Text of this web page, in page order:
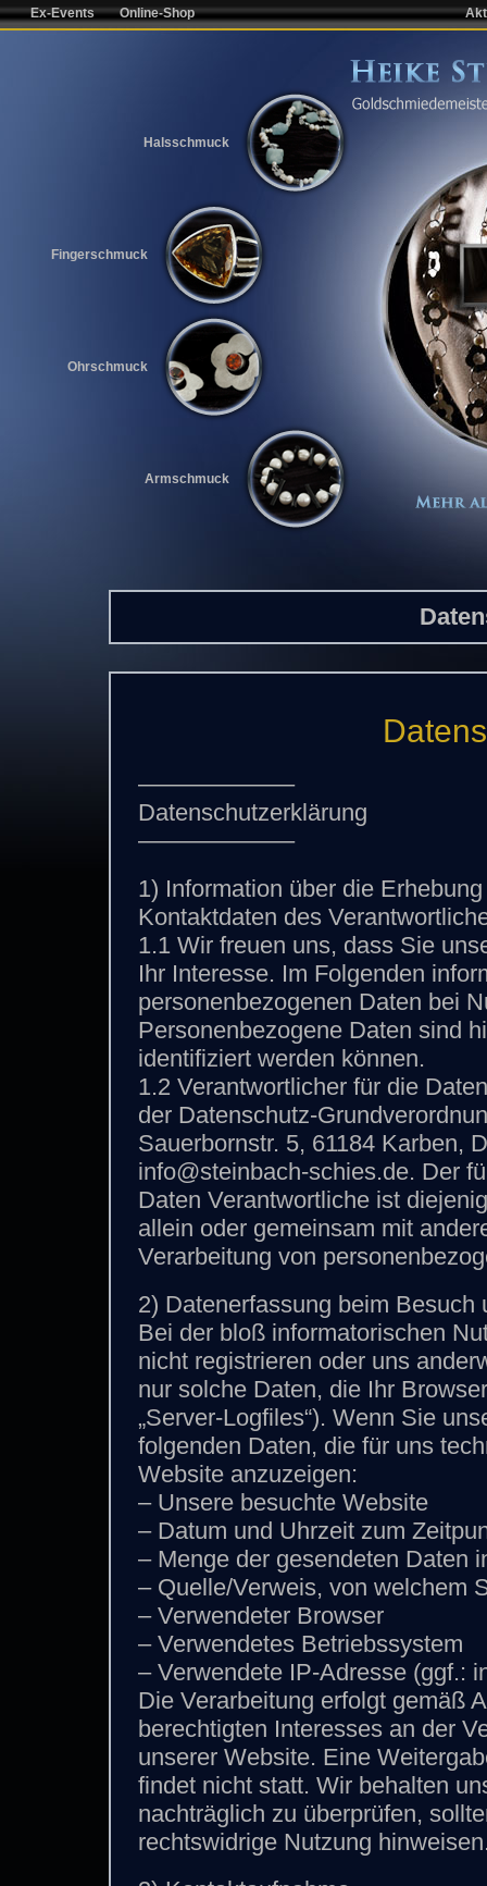
Ex-Events Online-Shop
Halsschmuck
Fingerschmuck
Ohrschmuck
Armschmuck
——————–
Datenschutzerklärung
——————–
1) Information über die
Kontaktdaten des
1.1 Wir freuen uns, dass Sie
Ihr Interesse. Im Folgenden
personenbezogenen Daten bei
Personenbezogene Daten sind
identifiziert werden können.
1.2 Verantwortlicher für die
der Datenschutz-
Sauerbornstr. 5, 61184 Karben,
info@steinbach-schies.de. Der
Daten Verantwortliche ist
allein oder gemeinsam mit
Verarbeitung von
2) Datenerfassung beim Besuch
Bei der bloß informatorischen
nicht registrieren oder uns
nur solche Daten, die Ihr
„Server-Logfiles“). Wenn Sie
folgenden Daten, die für uns
Website anzuzeigen:
– Unsere besuchte Website
– Datum und Uhrzeit zum
– Menge der gesendeten Daten
– Quelle/Verweis, von welchem
– Verwendeter Browser
– Verwendetes Betriebssystem
– Verwendete IP-Adresse (ggf.:
Die Verarbeitung erfolgt gemäß
berechtigten Interesses an der
unserer Website. Eine
findet nicht statt. Wir behalten
nachträglich zu überprüfen,
rechtswidrige Nutzung